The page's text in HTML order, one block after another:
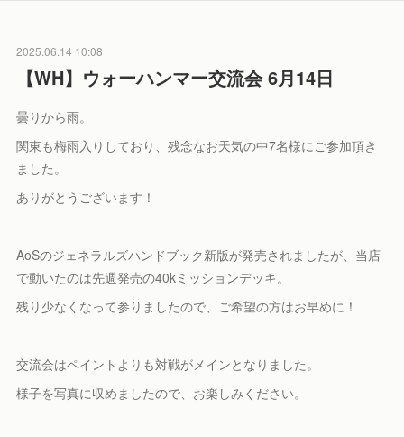
2025.06.14 10:08
【WH】ウォーハンマー交流会 6月14日
曇りから雨。
関東も梅雨入りしており、残念なお天気の中7名様にご参加頂き
ました。
ありがとうございます！
AoSのジェネラルズハンドブック新版が発売されましたが、当店
で動いたのは先週発売の40kミッションデッキ。
残り少なくなって参りましたので、ご希望の方はお早めに！
交流会はペイントよりも対戦がメインとなりました。
様子を写真に収めましたので、お楽しみください。